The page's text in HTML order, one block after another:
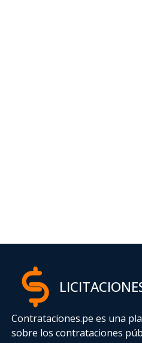
Contrataciones.pe es una
sobre los contrataciones